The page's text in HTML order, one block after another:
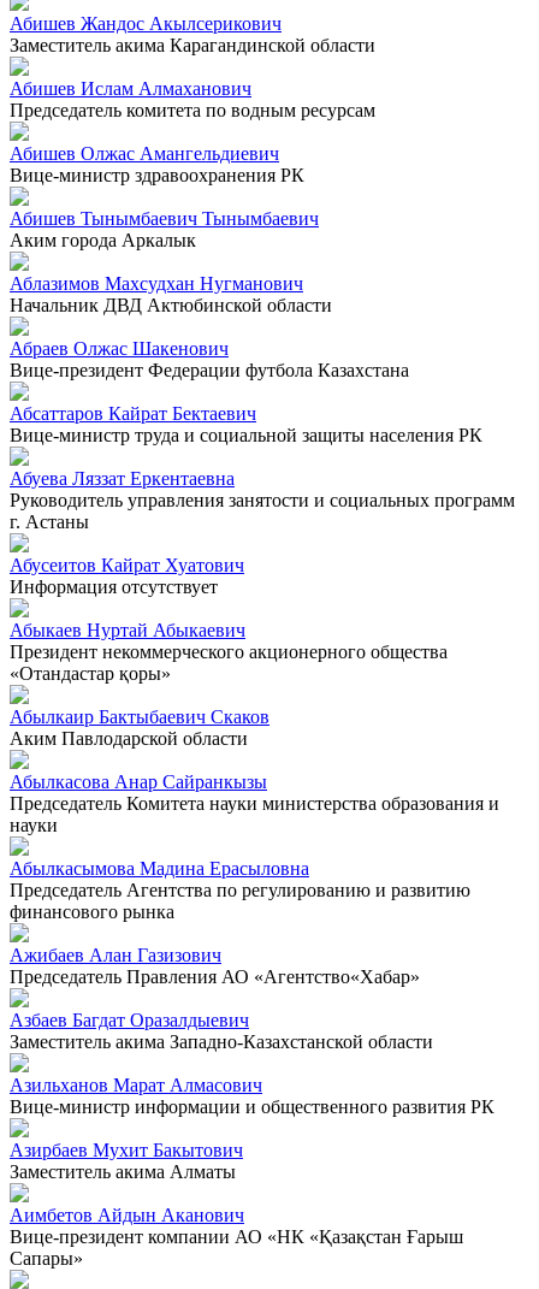
Абишев Жандос Акылсерикович
Заместитель акима Карагандинской области
Абишев Ислам Алмаханович
Председатель комитета по водным ресурсам
Абишев Олжас Амангельдиевич
Вице-министр здравоохранения РК
Абишев Тынымбаевич Тынымбаевич
Аким города Аркалык
Аблазимов Махсудхан Нугманович
Начальник ДВД Актюбинской области
Абраев Олжас Шакенович
Вице-президент Федерации футбола Казахстана
Абсаттаров Кайрат Бектаевич
Вице-министр труда и социальной защиты населения РК
Абуева Ляззат Еркентаевна
Руководитель управления занятости и социальных программ
г. Астаны
Абусеитов Кайрат Хуатович
Информация отсутствует
Абыкаев Нуртай Абыкаевич
Президент некоммерческого акционерного общества
«Отандастар қоры»
Абылкаир Бактыбаевич Скаков
Аким Павлодарской области
Абылкасова Анар Сайранкызы
Председатель Комитета науки министерства образования и
науки
Абылкасымова Мадина Ерасыловна
Председатель Агентства по регулированию и развитию
финансового рынка
Ажибаев Алан Газизович
Председатель Правления АО «Агентство«Хабар»
Азбаев Багдат Оразалдыевич
Заместитель акима Западно-Казахстанской области
Азильханов Марат Алмасович
Вице-министр информации и общественного развития РК
Азирбаев Мухит Бакытович
Заместитель акима Алматы
Аимбетов Айдын Аканович
Вице-президент компании АО «НК «Қазақстан Ғарыш
Сапары»